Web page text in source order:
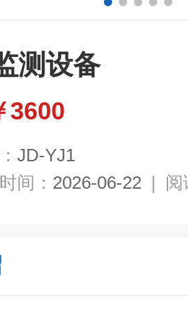
测设备
3600
JD-YJ1
间： 2026-06-22 | 阅